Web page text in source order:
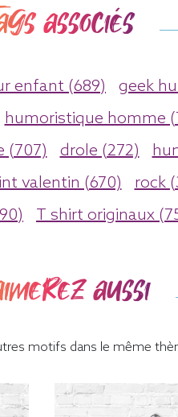
associés
enfant (689) geek
humoristique homme
(707) drole (272)
valentin (670) rock
T shirt originaux
aussi
motifs dans le même